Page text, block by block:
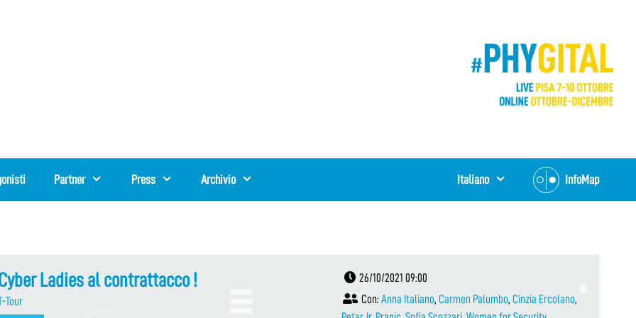
Partner Press Archivio InfoMap
Italiano
Ladies al contrattacco !
Tour
26/10/2021 09:00
Con: Anna Italiano, Carmen Palumbo, Cinzia Ercolano,